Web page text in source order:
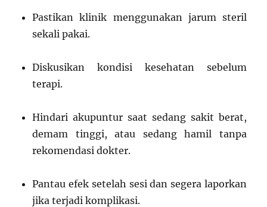
Pastikan klinik menggunakan jarum steril
sekali pakai.
Diskusikan kondisi kesehatan sebelum
terapi.
Hindari akupuntur saat sedang sakit berat,
demam tinggi, atau sedang hamil tanpa
rekomendasi dokter.
Pantau efek setelah sesi dan segera laporkan
jika terjadi komplikasi.